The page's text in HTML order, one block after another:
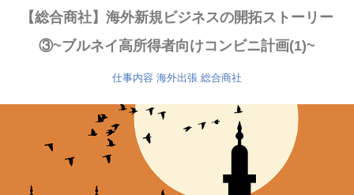
【総合商社】海外新規ビジネスの開拓ストーリー
③~ブルネイ高所得者向けコンビニ計画(1)~
仕事内容 海外出張 総合商社